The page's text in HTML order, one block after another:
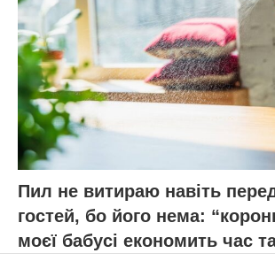
Пил не витираю навіть
гостей, бо його нема:
моєї бабусі економить час